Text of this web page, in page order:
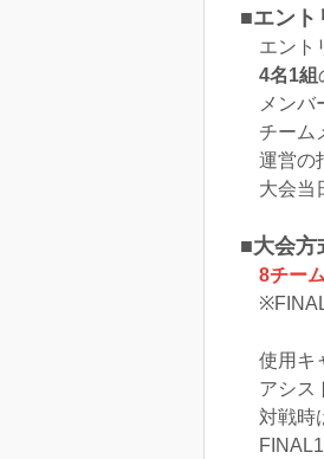
■エント
エント
4名1組
メンバ
チーム
運営の
大会当
■大会方
8チーム
※FINAL
使用キ
アシス
対戦時
FINAL1